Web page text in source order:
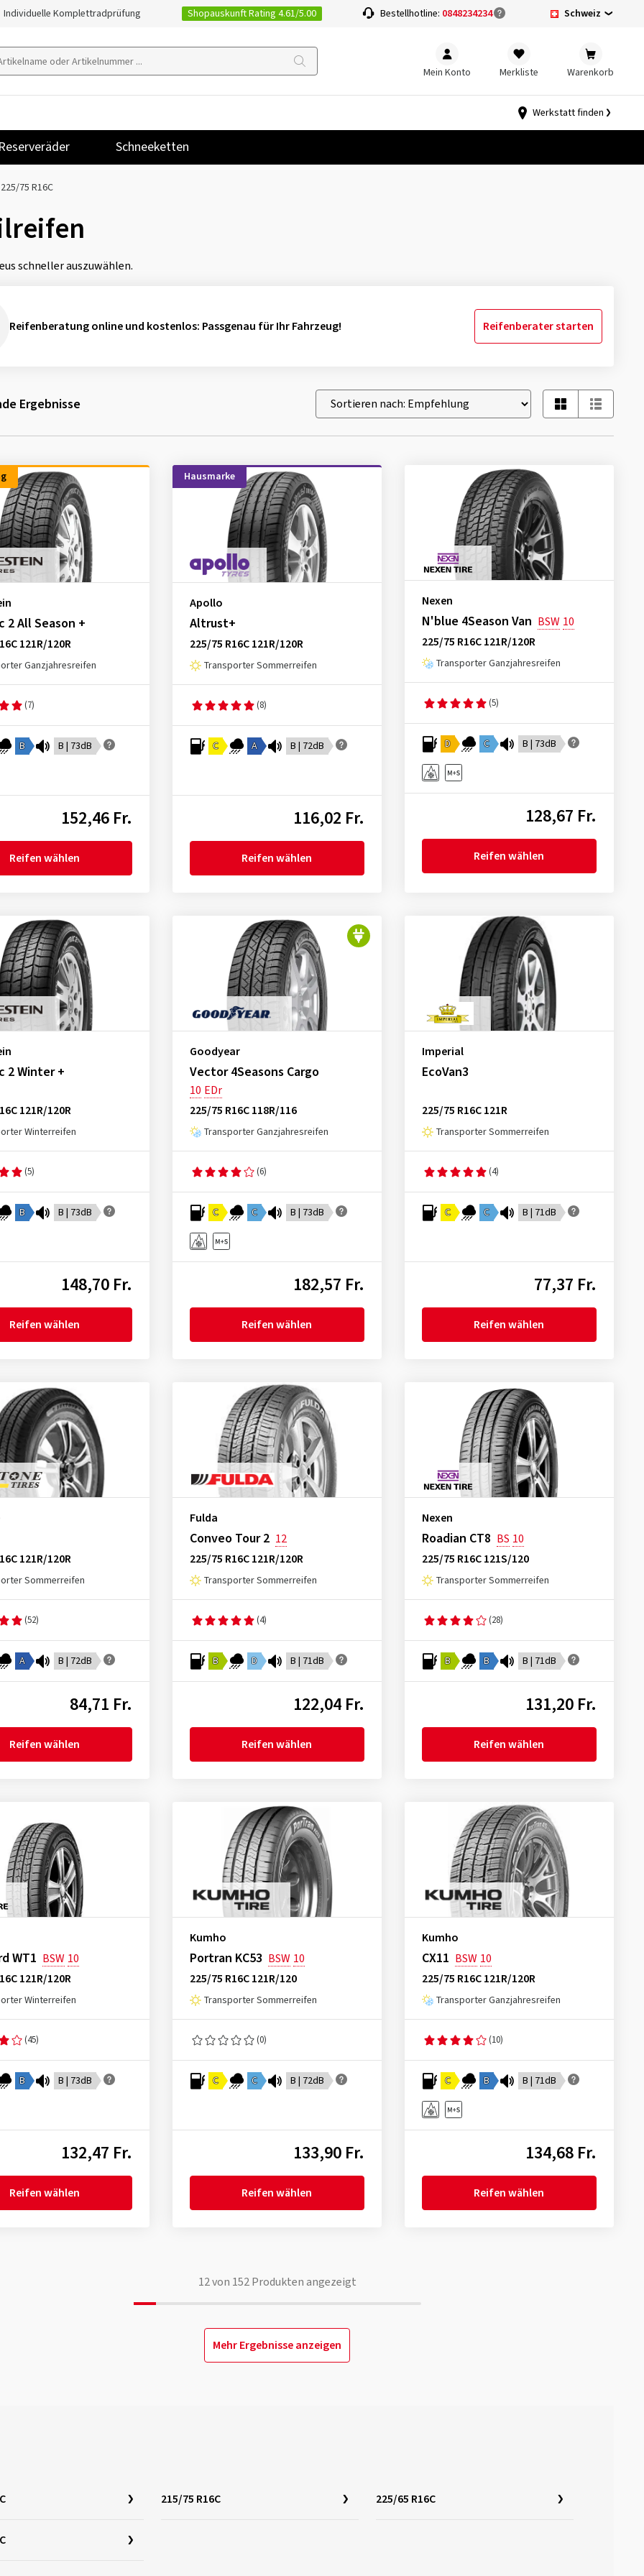
Individuelle Komplettradprüfung Shopauskunft Rating 4.61/5.00 Bestellhotline: 0848234234 Schweiz
Mein Konto Merkliste Warenkorb
Reserveräder Schneeketten
Werkstatt finden
225/75 R16C
schneller auszuwählen.
Reifenberatung online und kostenlos: Passgenau für Ihr Fahrzeug! Reifenberater starten
Ergebnisse
2 All Season +
121R/120R
Ganzjahresreifen
(7)
B B | 73dB
152,46 Fr.
Reifen wählen
Hausmarke
Apollo
Altrust+
225/75 R16C 121R/120R
Transporter Sommerreifen
(8)
C A B | 72dB
116,02 Fr.
Reifen wählen
Nexen
N'blue 4Season Van BSW 10
225/75 R16C 121R/120R
Transporter Ganzjahresreifen
(5)
D C B | 73dB
128,67 Fr.
Reifen wählen
2 Winter +
121R/120R
Winterreifen
(5)
B B | 73dB
148,70 Fr.
Reifen wählen
Goodyear
Vector 4Seasons Cargo
10 EDr
225/75 R16C 118R/116
Transporter Ganzjahresreifen
(6)
C C B | 73dB
182,57 Fr.
Reifen wählen
Imperial
EcoVan3
225/75 R16C 121R
Transporter Sommerreifen
(4)
C C B | 71dB
77,37 Fr.
Reifen wählen
121R/120R
Sommerreifen
(52)
A B | 72dB
84,71 Fr.
Reifen wählen
Fulda
Conveo Tour 2 12
225/75 R16C 121R/120R
Transporter Sommerreifen
(4)
B D B | 71dB
122,04 Fr.
Reifen wählen
Nexen
Roadian CT8 BS 10
225/75 R16C 121S/120
Transporter Sommerreifen
(28)
B B B | 71dB
131,20 Fr.
Reifen wählen
WT1 BSW 10
121R/120R
Winterreifen
(45)
B B | 73dB
132,47 Fr.
Reifen wählen
Kumho
Portran KC53 BSW 10
225/75 R16C 121R/120
Transporter Sommerreifen
(0)
C C B | 72dB
133,90 Fr.
Reifen wählen
Kumho
CX11 BSW 10
225/75 R16C 121R/120R
Transporter Ganzjahresreifen
(10)
C B B | 71dB
134,68 Fr.
Reifen wählen
12von 152Produkten angezeigt
Mehr Ergebnisse anzeigen
215/75 R16C 225/65 R16C